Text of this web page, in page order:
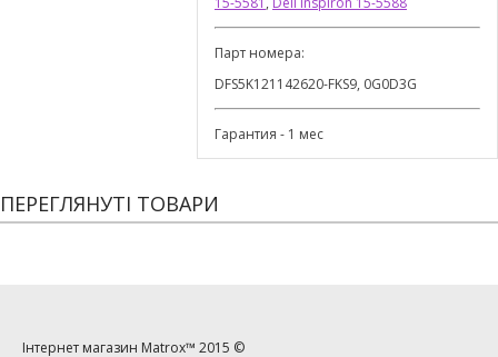
Парт номера:
DFS5K121142620-FKS9, 0G0D3G
Гарантия - 1 мес
ПЕРЕГЛЯНУТІ ТОВАРИ
Інтернет магазин Matrox™ 2015 ©